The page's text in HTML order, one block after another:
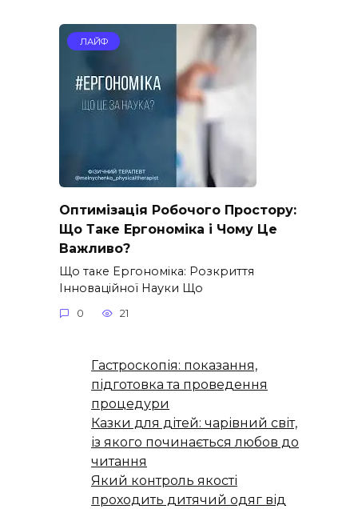
ЛАЙФ
Оптимізація Робочого Простору:
Що Таке Ергономіка і Чому Це
Важливо?
Що таке Ергономіка: Розкриття
Інноваційної Науки Що
0 21
Гастроскопія: показання,
підготовка та проведення
процедури
Казки для дітей: чарівний світ,
із якого починається любов до
читання
Який контроль якості
проходить дитячий одяг від